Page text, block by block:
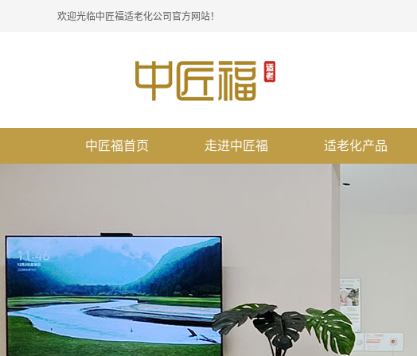
欢迎光临中匠福适老化公司官方网站！
中匠福首页 走进中匠福 适老化产品